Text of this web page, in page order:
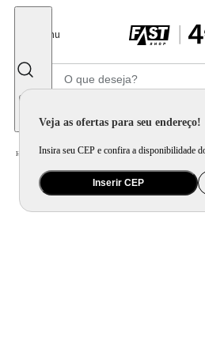
Menu
Veja as ofertas para seu endereço!
Insira seu CEP e confira a disponibilidade
Inserir CEP
Home Eletrodomésticos / Coifa e Depurador